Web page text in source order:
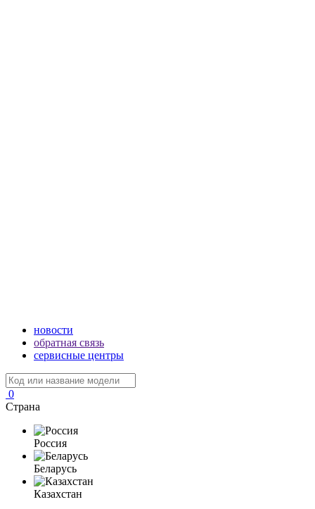
новости
обратная связь
сервисные центры
0
Страна
Россия
Беларусь
Казахстан